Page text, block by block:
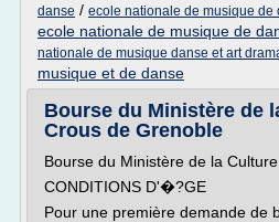
danse / ecole nationale de musique de
ecole nationale de musique de
nationale de musique danse et art
musique et de danse
Bourse du Ministère de
Crous de Grenoble
Bourse du Ministère de la
CONDITIONS D'�?GE
Pour une première demande de